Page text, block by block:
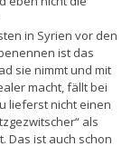
in Syrien vor den
ist das
sie nimmt und mit
macht, fällt bei
lieferst nicht einen
als
Das ist auch schon